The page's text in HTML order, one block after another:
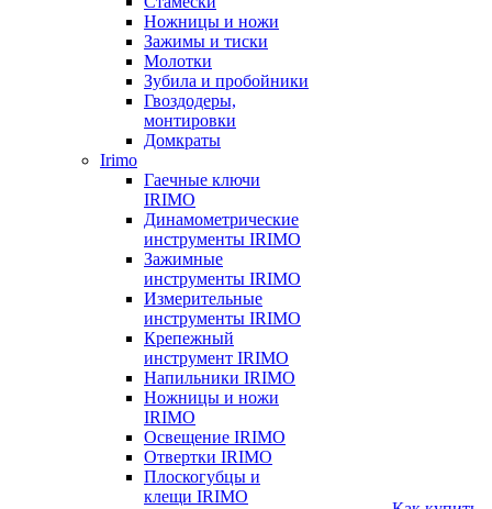
Ножницы и ножи
Зажимы и тиски
Молотки
Зубила и пробойники
Гвоздодеры,
монтировки
Домкраты
Irimo
Гаечные ключи
IRIMO
Динамометрические
инструменты IRIMO
Зажимные
инструменты IRIMO
Измерительные
инструменты IRIMO
Крепежный
инструмент IRIMO
Напильники IRIMO
Ножницы и ножи
IRIMO
Освещение IRIMO
Отвертки IRIMO
Плоскогубцы и
клещи IRIMO